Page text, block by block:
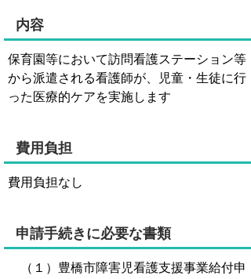
内容
保育園等において訪問看護ステーション等
から派遣される看護師が、児童・生徒に行
った医療的ケアを実施します
費用負担
費用負担なし
申請手続きに必要な書類
（１）豊橋市障害児看護支援事業給付申